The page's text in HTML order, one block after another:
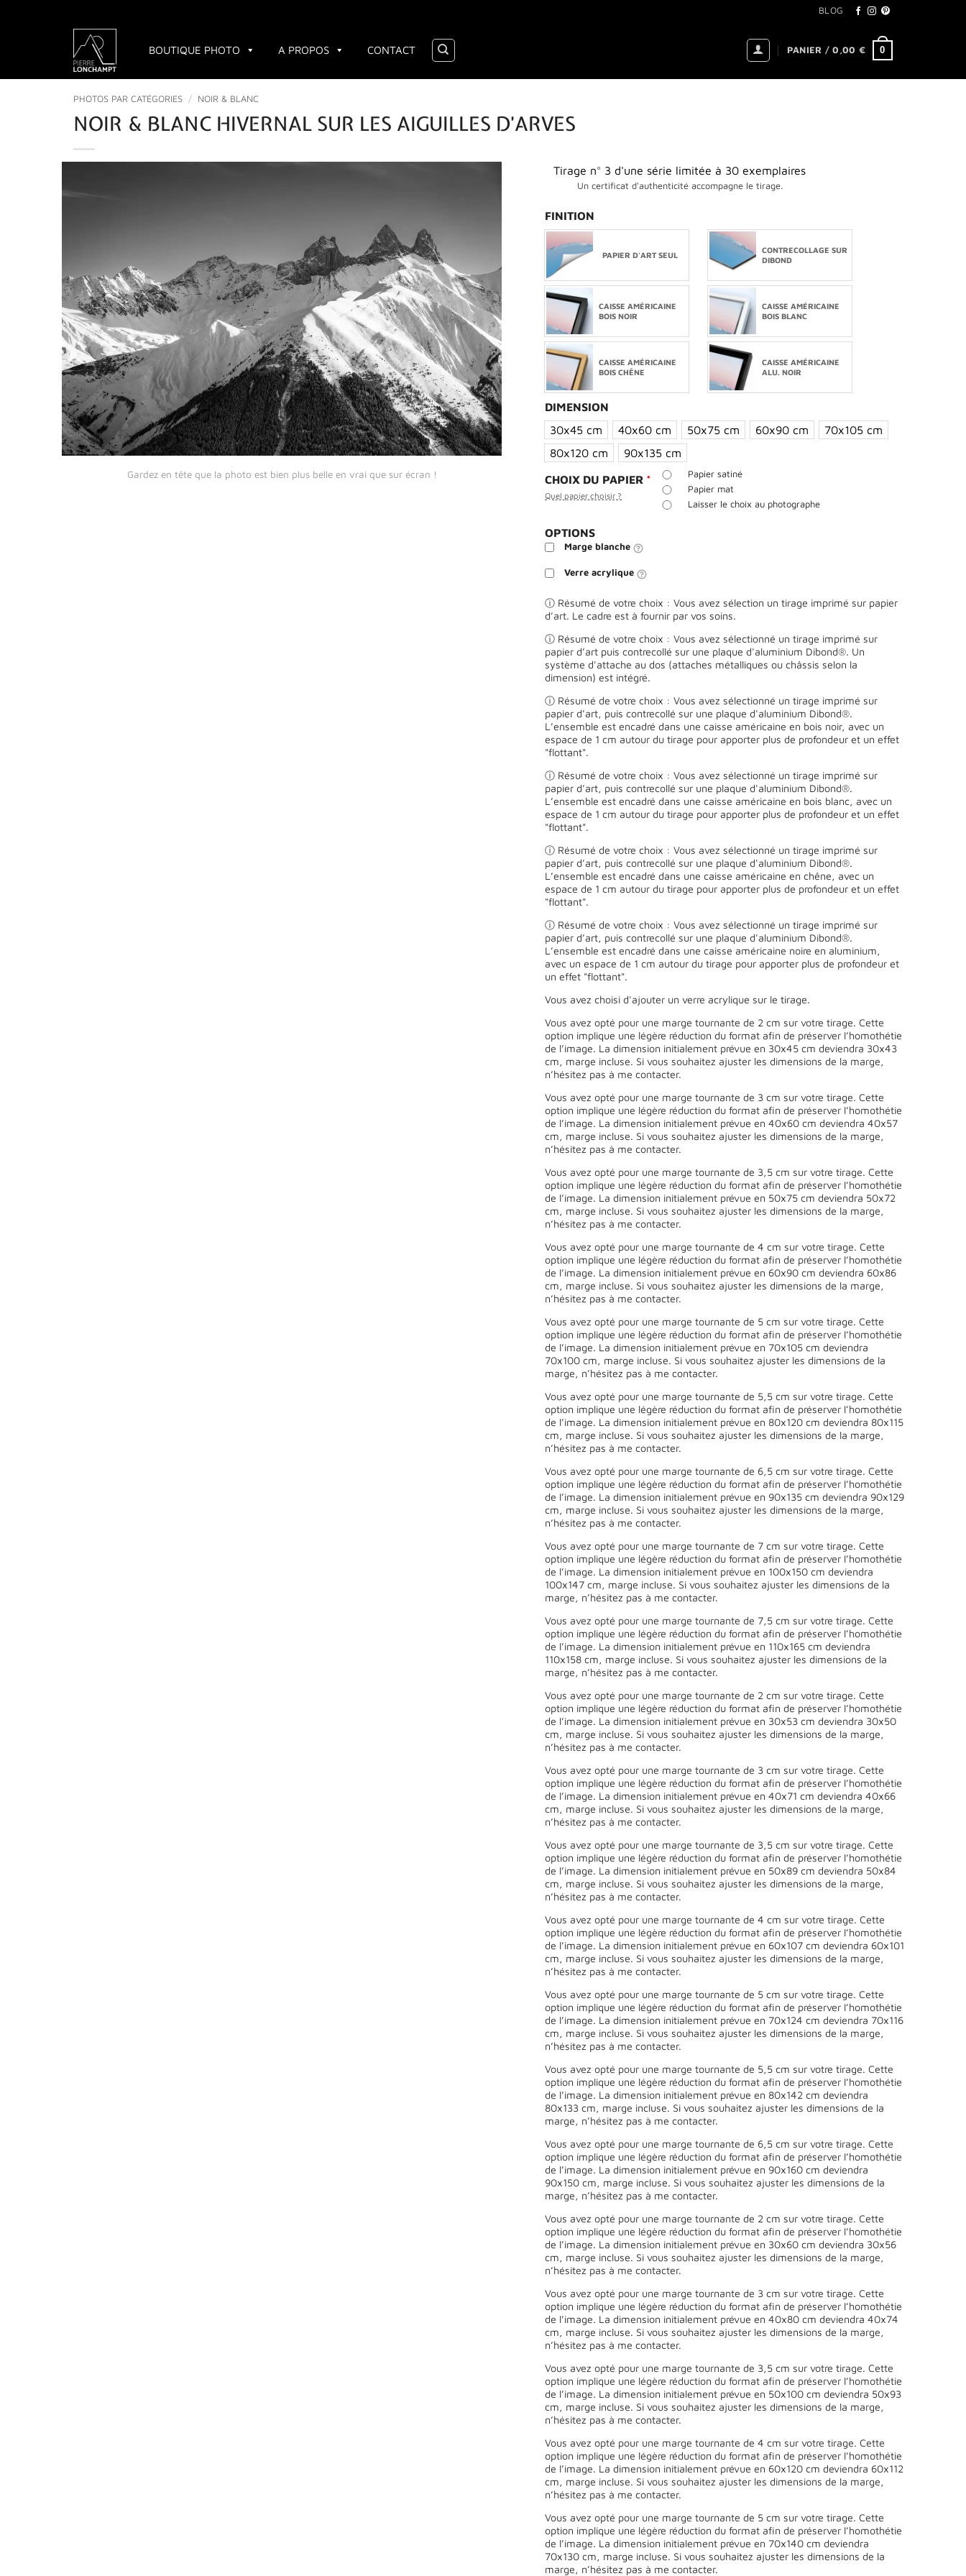
BLOG
BOUTIQUE PHOTO A PROPOS CONTACT PANIER /0,00 € 0
PHOTOS PAR CATÉGORIES / NOIR & BLANC
NOIR & BLANC HIVERNAL SUR LES AIGUILLES D’ARVES
Gardez en tête que la photo est bien plus belle en vrai que sur écran !
Tirage n° 3 d'une série limitée à 30 exemplaires
Un certificat d'authenticité accompagne le tirage.
FINITION
PAPIER D'ART SEUL
CONTRECOLLAGE SUR
DIBOND
CAISSE AMÉRICAINE
BOIS NOIR
CAISSE AMÉRICAINE
BOIS BLANC
CAISSE AMÉRICAINE
BOIS CHÊNE
CAISSE AMÉRICAINE
ALU. NOIR
DIMENSION
30x45 cm
40x60 cm 50x75 cm 60x90 cm
70x105 cm
80x120 cm
90x135 cm
CHOIX DU PAPIER *
Quel papier choisir ?
Papier satiné
Papier mat
Laisser le choix au photographe
OPTIONS
Marge blanche
Verre acrylique
ⓘ Résumé de votre choix : Vous avez sélection un tirage imprimé sur papier
d’art. Le cadre est à fournir par vos soins.
ⓘ Résumé de votre choix : Vous avez sélectionné un tirage imprimé sur
papier d’art puis contrecollé sur une plaque d'aluminium Dibond®. Un
système d'attache au dos (attaches métalliques ou châssis selon la
dimension) est intégré.
ⓘ Résumé de votre choix : Vous avez sélectionné un tirage imprimé sur
papier d’art, puis contrecollé sur une plaque d'aluminium Dibond®.
L’ensemble est encadré dans une caisse américaine en bois noir, avec un
espace de 1 cm autour du tirage pour apporter plus de profondeur et un effet
"flottant".
ⓘ Résumé de votre choix : Vous avez sélectionné un tirage imprimé sur
papier d’art, puis contrecollé sur une plaque d'aluminium Dibond®.
L’ensemble est encadré dans une caisse américaine en bois blanc, avec un
espace de 1 cm autour du tirage pour apporter plus de profondeur et un effet
"flottant".
ⓘ Résumé de votre choix : Vous avez sélectionné un tirage imprimé sur
papier d’art, puis contrecollé sur une plaque d'aluminium Dibond®.
L’ensemble est encadré dans une caisse américaine en chêne, avec un
espace de 1 cm autour du tirage pour apporter plus de profondeur et un effet
"flottant".
ⓘ Résumé de votre choix : Vous avez sélectionné un tirage imprimé sur
papier d’art, puis contrecollé sur une plaque d'aluminium Dibond®.
L’ensemble est encadré dans une caisse américaine noire en aluminium,
avec un espace de 1 cm autour du tirage pour apporter plus de profondeur et
un effet "flottant".
Vous avez choisi d'ajouter un verre acrylique sur le tirage.
Vous avez opté pour une marge tournante de 2 cm sur votre tirage. Cette
option implique une légère réduction du format afin de préserver l’homothétie
de l’image. La dimension initialement prévue en 30x45 cm deviendra 30x43
cm, marge incluse. Si vous souhaitez ajuster les dimensions de la marge,
n’hésitez pas à me contacter.
Vous avez opté pour une marge tournante de 3 cm sur votre tirage. Cette
option implique une légère réduction du format afin de préserver l’homothétie
de l’image. La dimension initialement prévue en 40x60 cm deviendra 40x57
cm, marge incluse. Si vous souhaitez ajuster les dimensions de la marge,
n’hésitez pas à me contacter.
Vous avez opté pour une marge tournante de 3,5 cm sur votre tirage. Cette
option implique une légère réduction du format afin de préserver l’homothétie
de l’image. La dimension initialement prévue en 50x75 cm deviendra 50x72
cm, marge incluse. Si vous souhaitez ajuster les dimensions de la marge,
n’hésitez pas à me contacter.
Vous avez opté pour une marge tournante de 4 cm sur votre tirage. Cette
option implique une légère réduction du format afin de préserver l’homothétie
de l’image. La dimension initialement prévue en 60x90 cm deviendra 60x86
cm, marge incluse. Si vous souhaitez ajuster les dimensions de la marge,
n’hésitez pas à me contacter.
Vous avez opté pour une marge tournante de 5 cm sur votre tirage. Cette
option implique une légère réduction du format afin de préserver l’homothétie
de l’image. La dimension initialement prévue en 70x105 cm deviendra
70x100 cm, marge incluse. Si vous souhaitez ajuster les dimensions de la
marge, n’hésitez pas à me contacter.
Vous avez opté pour une marge tournante de 5,5 cm sur votre tirage. Cette
option implique une légère réduction du format afin de préserver l’homothétie
de l’image. La dimension initialement prévue en 80x120 cm deviendra 80x115
cm, marge incluse. Si vous souhaitez ajuster les dimensions de la marge,
n’hésitez pas à me contacter.
Vous avez opté pour une marge tournante de 6,5 cm sur votre tirage. Cette
option implique une légère réduction du format afin de préserver l’homothétie
de l’image. La dimension initialement prévue en 90x135 cm deviendra 90x129
cm, marge incluse. Si vous souhaitez ajuster les dimensions de la marge,
n’hésitez pas à me contacter.
Vous avez opté pour une marge tournante de 7 cm sur votre tirage. Cette
option implique une légère réduction du format afin de préserver l’homothétie
de l’image. La dimension initialement prévue en 100x150 cm deviendra
100x147 cm, marge incluse. Si vous souhaitez ajuster les dimensions de la
marge, n’hésitez pas à me contacter.
Vous avez opté pour une marge tournante de 7,5 cm sur votre tirage. Cette
option implique une légère réduction du format afin de préserver l’homothétie
de l’image. La dimension initialement prévue en 110x165 cm deviendra
110x158 cm, marge incluse. Si vous souhaitez ajuster les dimensions de la
marge, n’hésitez pas à me contacter.
Vous avez opté pour une marge tournante de 2 cm sur votre tirage. Cette
option implique une légère réduction du format afin de préserver l’homothétie
de l’image. La dimension initialement prévue en 30x53 cm deviendra 30x50
cm, marge incluse. Si vous souhaitez ajuster les dimensions de la marge,
n’hésitez pas à me contacter.
Vous avez opté pour une marge tournante de 3 cm sur votre tirage. Cette
option implique une légère réduction du format afin de préserver l’homothétie
de l’image. La dimension initialement prévue en 40x71 cm deviendra 40x66
cm, marge incluse. Si vous souhaitez ajuster les dimensions de la marge,
n’hésitez pas à me contacter.
Vous avez opté pour une marge tournante de 3,5 cm sur votre tirage. Cette
option implique une légère réduction du format afin de préserver l’homothétie
de l’image. La dimension initialement prévue en 50x89 cm deviendra 50x84
cm, marge incluse. Si vous souhaitez ajuster les dimensions de la marge,
n’hésitez pas à me contacter.
Vous avez opté pour une marge tournante de 4 cm sur votre tirage. Cette
option implique une légère réduction du format afin de préserver l’homothétie
de l’image. La dimension initialement prévue en 60x107 cm deviendra 60x101
cm, marge incluse. Si vous souhaitez ajuster les dimensions de la marge,
n’hésitez pas à me contacter.
Vous avez opté pour une marge tournante de 5 cm sur votre tirage. Cette
option implique une légère réduction du format afin de préserver l’homothétie
de l’image. La dimension initialement prévue en 70x124 cm deviendra 70x116
cm, marge incluse. Si vous souhaitez ajuster les dimensions de la marge,
n’hésitez pas à me contacter.
Vous avez opté pour une marge tournante de 5,5 cm sur votre tirage. Cette
option implique une légère réduction du format afin de préserver l’homothétie
de l’image. La dimension initialement prévue en 80x142 cm deviendra
80x133 cm, marge incluse. Si vous souhaitez ajuster les dimensions de la
marge, n’hésitez pas à me contacter.
Vous avez opté pour une marge tournante de 6,5 cm sur votre tirage. Cette
option implique une légère réduction du format afin de préserver l’homothétie
de l’image. La dimension initialement prévue en 90x160 cm deviendra
90x150 cm, marge incluse. Si vous souhaitez ajuster les dimensions de la
marge, n’hésitez pas à me contacter.
Vous avez opté pour une marge tournante de 2 cm sur votre tirage. Cette
option implique une légère réduction du format afin de préserver l’homothétie
de l’image. La dimension initialement prévue en 30x60 cm deviendra 30x56
cm, marge incluse. Si vous souhaitez ajuster les dimensions de la marge,
n’hésitez pas à me contacter.
Vous avez opté pour une marge tournante de 3 cm sur votre tirage. Cette
option implique une légère réduction du format afin de préserver l’homothétie
de l’image. La dimension initialement prévue en 40x80 cm deviendra 40x74
cm, marge incluse. Si vous souhaitez ajuster les dimensions de la marge,
n’hésitez pas à me contacter.
Vous avez opté pour une marge tournante de 3,5 cm sur votre tirage. Cette
option implique une légère réduction du format afin de préserver l’homothétie
de l’image. La dimension initialement prévue en 50x100 cm deviendra 50x93
cm, marge incluse. Si vous souhaitez ajuster les dimensions de la marge,
n’hésitez pas à me contacter.
Vous avez opté pour une marge tournante de 4 cm sur votre tirage. Cette
option implique une légère réduction du format afin de préserver l’homothétie
de l’image. La dimension initialement prévue en 60x120 cm deviendra 60x112
cm, marge incluse. Si vous souhaitez ajuster les dimensions de la marge,
n’hésitez pas à me contacter.
Vous avez opté pour une marge tournante de 5 cm sur votre tirage. Cette
option implique une légère réduction du format afin de préserver l’homothétie
de l’image. La dimension initialement prévue en 70x140 cm deviendra
70x130 cm, marge incluse. Si vous souhaitez ajuster les dimensions de la
marge, n’hésitez pas à me contacter.